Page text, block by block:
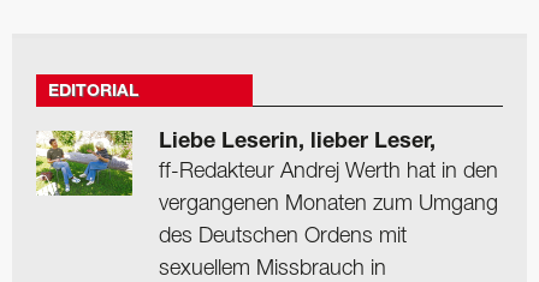
EDITORIAL
Liebe Leserin, lieber Leser,
ff-Redakteur Andrej Werth hat in den
vergangenen Monaten zum Umgang
des Deutschen Ordens mit
sexuellem Missbrauch in